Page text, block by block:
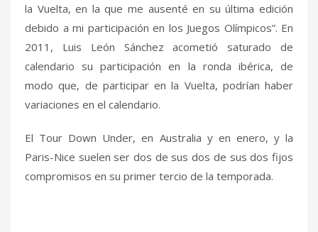
la Vuelta, en la que me ausenté en su última edición
debido a mi participación en los Juegos Olímpicos”. En
2011, Luis León Sánchez acometió saturado de
calendario su participación en la ronda ibérica, de
modo que, de participar en la Vuelta, podrían haber
variaciones en el calendario.
El Tour Down Under, en Australia y en enero, y la
Paris-Nice suelen ser dos de sus dos de sus dos fijos
compromisos en su primer tercio de la temporada.